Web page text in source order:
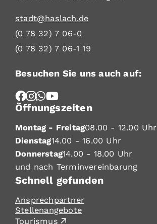
stadt@haslach.de
(0 78 32) 7 06-0
(0 78 32) 7 06-1 19
Besuchen Sie uns auch auf:
Öffnungszeiten
Montag - Freitag08.00 - 12.00 Uhr
Dienstag14.00 - 16.00 Uhr
Donnerstag14.00 - 18.00 Uhr
und nach Terminvereinbarung
Schnell gefunden
Ansprechpartner
Stellenangebote
Tourismus